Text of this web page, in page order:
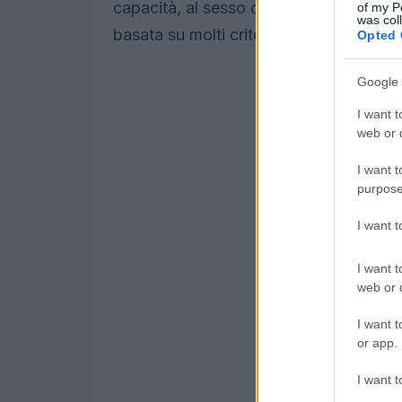
of my
was
Opted
Google
I want
web or
I want
I want
I want
web or
I want
or app.
I want
capacità, al sesso o alla posizione.
basata su molti criteri diversi.